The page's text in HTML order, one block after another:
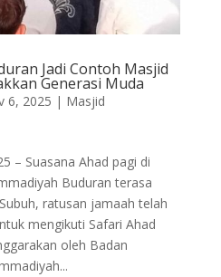
Jadi Contoh Masjid
Generasi Muda
6, 2025 | Masjid
– Suasana Ahad pagi di
Buduran terasa
ratusan jamaah telah
mengikuti Safari Ahad
oleh Badan